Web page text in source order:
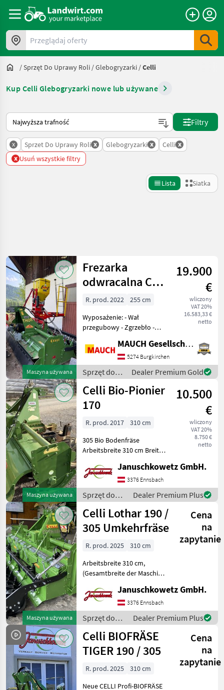
Przeglądaj oferty
/Sprzęt Do Uprawy Roli /Glebogryzarki /Celli
Kup Celli Glebogryzarki nowe lub używane
Tak sortuje się na Landwirt.com
Filtry
x Sprzet Do Uprawy Roli x Glebogryzarki x Celli x
x Usuń wszystkie filtry
Lista Siatka
Kategoria 4 Kraj Filtry
AKTUALNA
ŚCIEŻKA
technika
rolnicza
Sprzet
Do
Uprawy
Roli
Glebogryzarki
Celli
WYBIERZ
KATEGORIĘ
Celli
Howard
Maschio
Kuhn
Vigolo
Breviagri
Pokaż
wszystkie
43
MARKETPLACE
Marketplace
Oferty
dealerów
Ogłoszenia
drobne
Zresetuj
Pokaż 16
wyników
Maszyna używana
Frezarka
odwracalna Celli
THOR 255 + APV
MDP 100 M1
19.900
€
wliczony
VAT 20%
16.583,33 €
netto
R. prod. 2022
255 cm
Wyposażenie: - Wał
przegubowy - Zgrzebło -
sterujący 5.2 do APV -
Sprzedaż prywatna! - W
razie pytań chętnie służę
pomocą. Aby móc poświęci
MAUCH Gesellschaft m.b.H. & Co.KG
5274 Burgkirchen
Sprzęt do
uprawy roli /
Celli
Dealer Premium Gold
Maszyna używana
Celli Bio-Pionier
170
10.500
€
wliczony
VAT 20%
8.750 €
netto
R. prod. 2017
310 cm
305 Bio Bodenfräse
Arbeitsbreite 310 cm Breite
170 PS Schlepperleistung,
Zapfwellengeschwindigkeit
1000 U/min,
Rotorumdrehungen 318 U
Januschkowetz GmbH.
3376 Ennsbach
Sprzęt do
uprawy roli /
Celli
Dealer Premium Plus
Maszyna używana
Celli Lothar 190 /
305 Umkehrfräse
Cena
na
zapytanie
R. prod. 2025
310 cm
Arbeitsbreite 310 cm,
(Gesamtbreite der Maschine
Schlepperleistung, -
Zapfwellengeschwindigkeit
1000 U/min, - seitlicher
Zahnradantri
Januschkowetz GmbH.
3376 Ennsbach
Sprzęt do
uprawy roli /
Celli
Dealer Premium Plus
Celli BIOFRÄSE
TIGER 190 / 305
Cena
na
zapytanie
R. prod. 2025
310 cm
Neue CELLI Profi-BIOFRÄSE